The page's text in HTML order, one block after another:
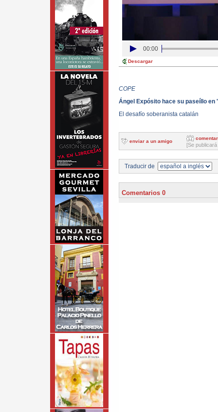
00:00
Descargar
COPE
Ángel Expósito hace su paseíllo en
El desafío soberanista catalán
enviar a un amigo
comentar
[Se
Traducir de
Comentarios 0